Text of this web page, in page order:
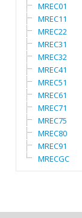
MREC01
MREC11
MREC22
MREC31
MREC32
MREC41
MREC51
MREC61
MREC71
MREC75
MREC80
MREC91
MRECGC